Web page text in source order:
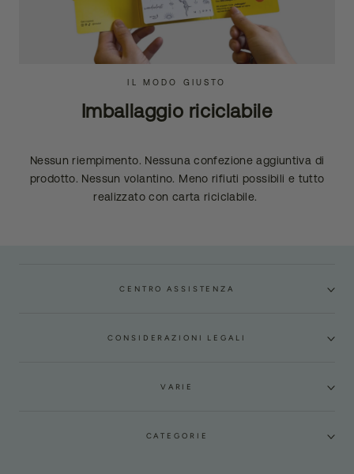
IL MODO GIUSTO
Imballaggio riciclabile
Nessun riempimento. Nessuna confezione aggiuntiva di
prodotto. Nessun volantino. Meno rifiuti possibili e tutto
realizzato con carta riciclabile.
CENTRO ASSISTENZA
CONSIDERAZIONI LEGALI
VARIE
CATEGORIE